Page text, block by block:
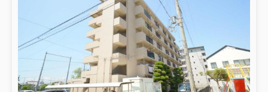
【イエサポ住まい支援コラム】第2回 住宅セーフティネ
ット制度とは？ 「住まいに困ったとき、誰が支えてくれ
るの？」 前回の振り返り 第1回では、貝塚市社会福祉協
議会様で行った講演をもとに、 「住まいを失ってからで
はなく、住まいを失う前に相談することが大切」 という
テーマでお話ししました...
2026.07.21